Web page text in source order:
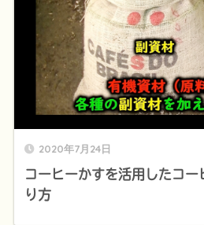
2020年7月24日
コーヒーかすを活用したコー
り方